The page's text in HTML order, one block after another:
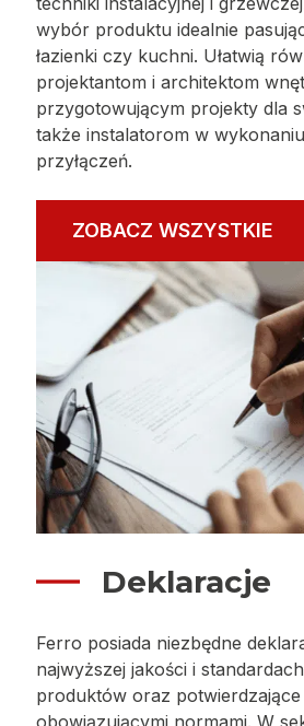
wybór produktu idealnie
łazienki czy kuchni. Ułatwią
projektantom i architektom
przygotowującym projekty dla
także instalatorom w
przyłączeń.
ZOBACZ WSZYSTKIE
Deklaracje
Ferro posiada niezbędne
najwyższej jakości i
produktów oraz